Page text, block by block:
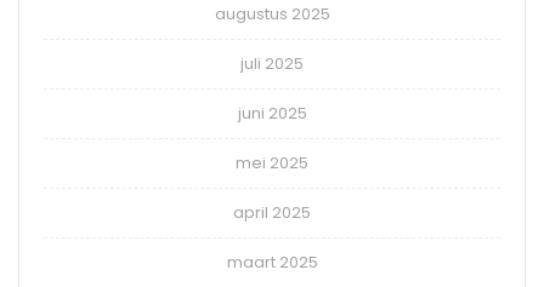
augustus 2025
juli 2025
juni 2025
mei 2025
april 2025
maart 2025